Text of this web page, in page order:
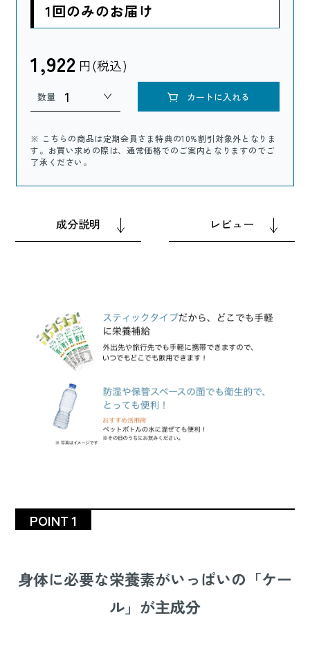
1回のみのお届け
1,922 円(税込)
数量 カートに入れる
※ こちらの商品は定期会員さま特典の10%割引対象外となりま
す。お買い求めの際は、通常価格でのご案内となりますのでご
了承ください。
成分説明 レビュー
POINT 1
身体に必要な栄養素がいっぱいの「ケー
ル」が主成分